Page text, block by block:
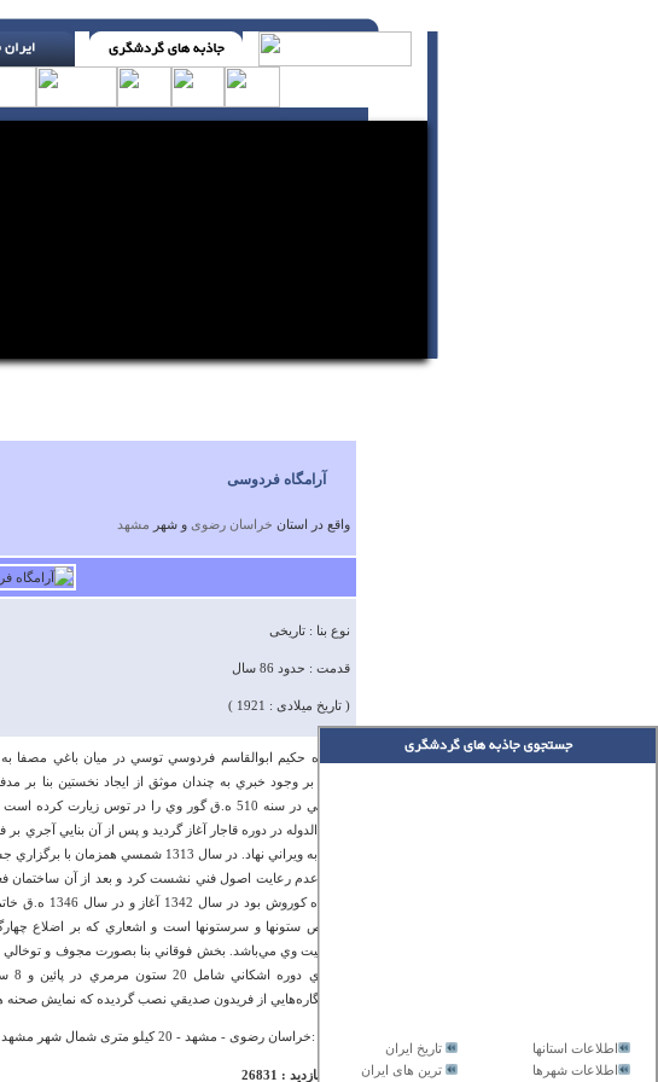
تاریخ ایران
اطلاعات استانها
ترین های ایران
اطلاعات شهرها
آرامگاه فردوسی
واقع در استان خراسان رضوی و شهر مشهد
نوع بنا : تاریخی
قدمت : حدود 86 سال
( تاریخ میلادی : 1921 )
علاوه بر وجود خبري به چندان موثق از ايجاد نخستين بنا
عروضي در سنه 510 ه.ق گور وي را در توس زيارت
آصف الدوله در دوره قاجار آغاز گرديد و پس از آن بنايي آجري
بروي به ويراني نهاد. در سال 1313 شمسي
علت عدم رعايت اصول فني نشست كرد و بعد از آن ساختمان
آرامگاه
خصوص ستونها و سرستونها است و اشعاري كه بر اضلاع
شخصيت وي مي‌باشد. بخش فوقاني بنا بصورت مجوف و توخالي
ديوارنگاره‌هايي از فريدون صديقي نصب گرديده كه نمايش صحنه
آدرس :خراسان رضوی - مشهد - 20 کیلو متری شمال شهر مشهد
تعداد بازدید : 26831